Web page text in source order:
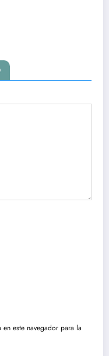
este navegador para la